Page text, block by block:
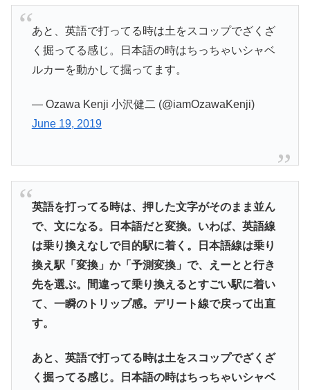
あと、英語で打ってる時は土をスコップでざくざ
く掘ってる感じ。日本語の時はちっちゃいシャベ
ルカーを動かして掘ってます。
— Ozawa Kenji 小沢健二 (@iamOzawaKenji)
June 19, 2019
英語を打ってる時は、押した文字がそのまま並ん
で、文になる。日本語だと変換。いわば、英語線
は乗り換えなしで目的駅に着く。日本語線は乗り
換え駅「変換」か「予測変換」で、えーとと行き
先を選ぶ。間違って乗り換えるとすごい駅に着い
て、一瞬のトリップ感。デリート線で戻って出直
す。
あと、英語で打ってる時は土をスコップでざくざ
く掘ってる感じ。日本語の時はちっちゃいシャベ